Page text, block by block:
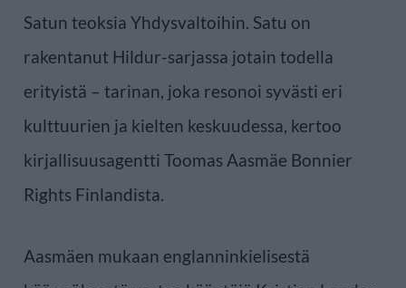
Satun teoksia Yhdysvaltoihin. Satu on
rakentanut Hildur-sarjassa jotain todella
erityistä – tarinan, joka resonoi syvästi eri
kulttuurien ja kielten keskuudessa, kertoo
kirjallisuusagentti Toomas Aasmäe Bonnier
Rights Finlandista.
Aasmäen mukaan englanninkielisestä